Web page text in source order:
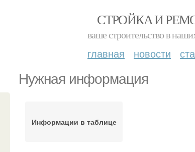
СТРОЙКА И
ваше строительство в
главная новости
Нужная информация
Информации в таблице